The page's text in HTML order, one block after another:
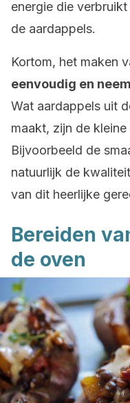
energie die
de aardappels.
Kortom, het maken
eenvoudig en
Wat aardappels uit
maakt, zijn de
Bijvoorbeeld de
natuurlijk de
van dit heerlijke
Bereiden
de oven